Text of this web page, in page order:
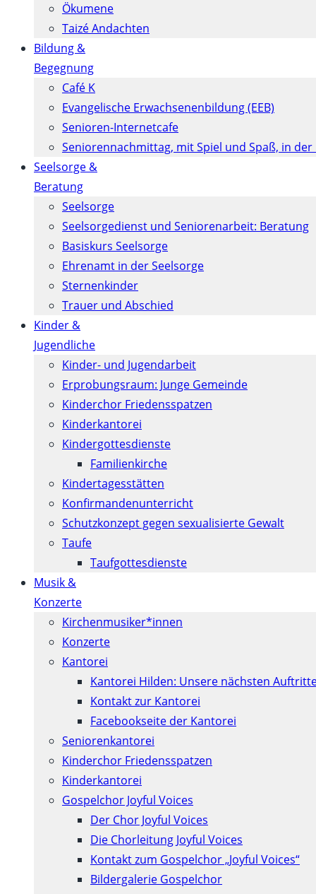
Ökumene
Taizé Andachten
Bildung &
Begegnung
Café K
Evangelische Erwachsenenbildung (EEB)
Senioren-Internetcafe
Seniorennachmittag, mit Spiel und Spaß, in
Seelsorge &
Beratung
Seelsorge
Seelsorgedienst und Seniorenarbeit: Beratung
Basiskurs Seelsorge
Ehrenamt in der Seelsorge
Sternenkinder
Trauer und Abschied
Kinder &
Jugendliche
Kinder- und Jugendarbeit
Erprobungsraum: Junge Gemeinde
Kinderchor Friedensspatzen
Kinderkantorei
Kindergottesdienste
Familienkirche
Kindertagesstätten
Konfirmanden­unterricht
Schutzkonzept gegen sexualisierte Gewalt
Taufe
Taufgottesdienste
Musik &
Konzerte
Kirchenmusiker*innen
Konzerte
Kantorei
Kantorei Hilden: Unsere nächsten
Kontakt zur Kantorei
Facebookseite der Kantorei
Seniorenkantorei
Kinderchor Friedensspatzen
Kinderkantorei
Gospelchor Joyful Voices
Der Chor Joyful Voices
Die Chorleitung Joyful Voices
Kontakt zum Gospelchor „Joyful Voices“
Bildergalerie Gospelchor